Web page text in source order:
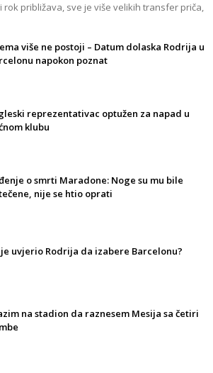
rok približava, sve je više velikih transfer priča,
više ne postoji – Datum dolaska Rodrija u
napokon poznat
reprezentativac optužen za napad u
klubu
o smrti Maradone: Noge su mu bile
nije se htio oprati
je uvjerio Rodrija da izabere Barcelonu?
na stadion da raznesem Mesija sa četiri